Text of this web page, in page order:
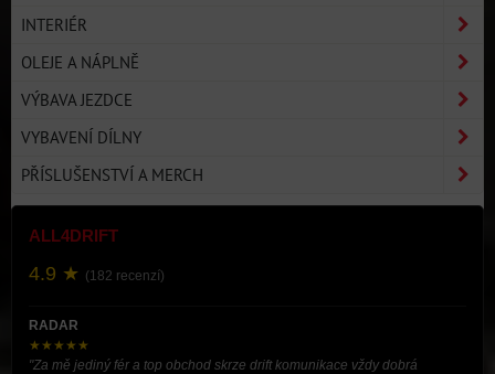
INTERIÉR
OLEJE A NÁPLNĚ
VÝBAVA JEZDCE
VYBAVENÍ DÍLNY
PŘÍSLUŠENSTVÍ A MERCH
ALL4DRIFT
4.9 ★ (182 recenzí)
RADAR
★★★★★
"Za mě jediný fér a top obchod skrze drift komunikace vždy dobrá